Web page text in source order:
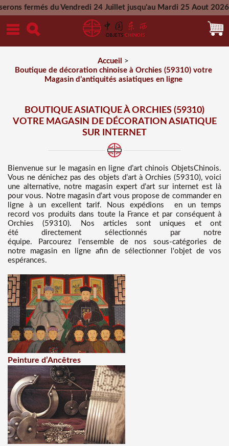
du Vendredi 24 Juillet jusqu'au Mardi 25 Aout 2026 - Toutes
Mercredi 26 Aout 2026
Accueil
>
Boutique de décoration chinoise à Orchies (59310) votre
Magasin d’antiquités asiatiques en ligne
BOUTIQUE ASIATIQUE À ORCHIES (59310)
VOTRE MAGASIN DE DÉCORATION ASIATIQUE
SUR INTERNET
Bienvenue sur le magasin en ligne d’art chinois ObjetsChinois.
Vous ne dénichez pas des objets d’art à Orchies (59310), voici
une alternative, notre magasin expert d’art sur internet est là
pour vous. Notre magasin d’art vous propose de commander en
ligne à un excellent tarif. Nous expédions en un temps
record vos produits dans toute la France et par conséquent à
Orchies (59310). Nos articles sont uniques et ont
été directement sélectionnés par notre
équipe. Parcourez l'ensemble de nos sous-catégories de
notre magasin en ligne afin de sélectionner l'objet de vos
espérances.
Peinture d’Ancêtres